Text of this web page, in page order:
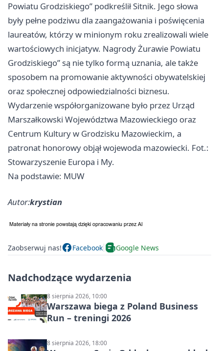
Powiatu Grodziskiego” podkreślił Sitnik. Jego słowa
były pełne podziwu dla zaangażowania i poświęcenia
laureatów, którzy w minionym roku zrealizowali wiele
wartościowych inicjatyw. Nagrody Żurawie Powiatu
Grodziskiego” są nie tylko formą uznania, ale także
sposobem na promowanie aktywności obywatelskiej
oraz społecznej odpowiedzialności biznesu.
Wydarzenie współorganizowane było przez Urząd
Marszałkowski Województwa Mazowieckiego oraz
Centrum Kultury w Grodzisku Mazowieckim, a
patronat honorowy objął wojewoda mazowiecki. Fot.:
Stowarzyszenie Europa i My.
Na podstawie: MUW
Autor:krystian
Zaobserwuj nas! Facebook Google News
Nadchodzące wydarzenia
8 sierpnia 2026, 10:00
Warszawa biega z Poland Business
Run – treningi 2026
8 sierpnia 2026, 18:00